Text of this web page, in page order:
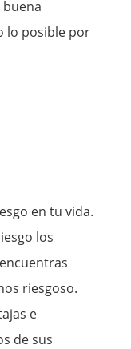
lo posible por
en tu vida.
los
riesgoso.
e
de sus